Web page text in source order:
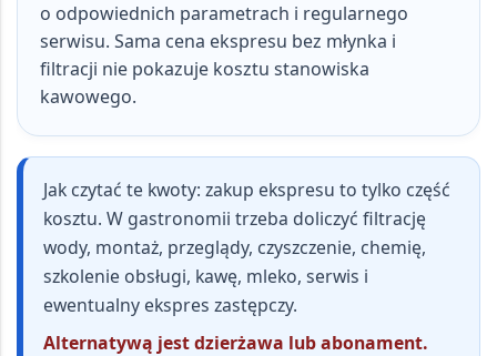
o odpowiednich parametrach i regularnego
serwisu. Sama cena ekspresu bez młynka i
filtracji nie pokazuje kosztu stanowiska
kawowego.
Jak czytać te kwoty: zakup ekspresu to tylko część
kosztu. W gastronomii trzeba doliczyć filtrację
wody, montaż, przeglądy, czyszczenie, chemię,
szkolenie obsługi, kawę, mleko, serwis i
ewentualny ekspres zastępczy.
Alternatywą jest dzierżawa lub abonament.